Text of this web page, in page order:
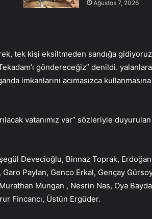
Ağustos 7, 2026
tek kişi eksiltmeden sandığa gidiyoruz.
göndereceğiz” denildi. yalanlara
imkanlarını acımasızca
vatanımız var” sözleriyle
Devecioğlu, Binnaz Toprak, Erdoğan
Paylan, Genco Erkal, Gençay
Mungan , Nesrin Nas, Oya
Fincancı, Üstün Ergüder.